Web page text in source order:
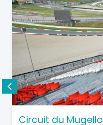
Circuit du Mugello